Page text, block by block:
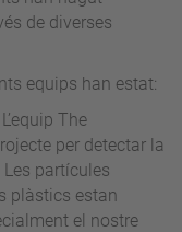
de diverses
equips han estat:
L’equip The
per detectar la
partícules
plàstics estan
el nostre